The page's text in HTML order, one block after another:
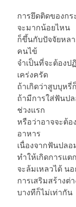
การยึดติดของกร
จะมากน้อยไหน
ก็ขึ้นกับปัจจัยหล
คนไข้
จำเป็นที่จะต้อง
เคร่งครัด
ถ้าเกิดว่าสูบบุหรี่
ถ้ามีการใส่ฟันป
ช่วงแรก
หรือว่าอาจจะต้อ
อาหาร
เนื่องจากฟันปล
ทำให้เกิดการแต
จะล้มเหลวได้ น
การเสริมสร้าง
บางทีก็ไม่เท่ากัน